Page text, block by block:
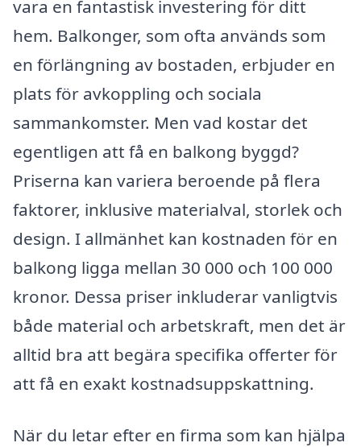
vara en fantastisk investering för ditt
hem. Balkonger, som ofta används som
en förlängning av bostaden, erbjuder en
plats för avkoppling och sociala
sammankomster. Men vad kostar det
egentligen att få en balkong byggd?
Priserna kan variera beroende på flera
faktorer, inklusive materialval, storlek och
design. I allmänhet kan kostnaden för en
balkong ligga mellan 30 000 och 100 000
kronor. Dessa priser inkluderar vanligtvis
både material och arbetskraft, men det är
alltid bra att begära specifika offerter för
att få en exakt kostnadsuppskattning.
När du letar efter en firma som kan hjälpa